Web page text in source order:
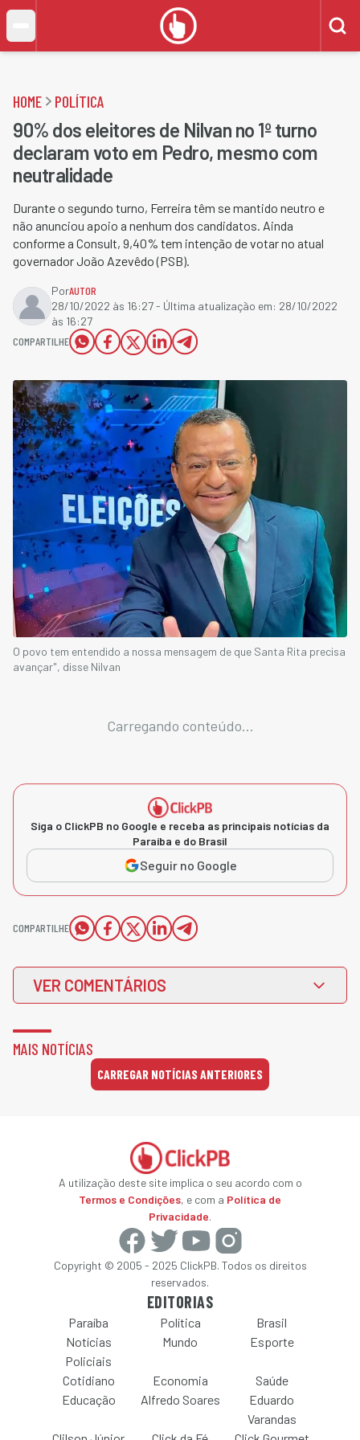
HOME POLÍTICA
90% dos eleitores de Nilvan no 1º turno
declaram voto em Pedro, mesmo com
neutralidade
Durante o segundo turno, Ferreira têm se mantido neutro e
não anunciou apoio a nenhum dos candidatos. Ainda
conforme a Consult, 9,40% tem intenção de votar no atual
governador João Azevêdo (PSB).
PorAUTOR
28/10/2022 às 16:27- Última atualização em: 28/10/2022
às 16:27
COMPARTILHE
O povo tem entendido a nossa mensagem de que Santa Rita precisa
avançar", disse Nilvan
Carregando conteúdo...
Siga o ClickPB no Google e receba as principais notícias da
Paraíba e do Brasil
Seguir no Google
COMPARTILHE
VER COMENTÁRIOS
MAIS NOTÍCIAS
CARREGAR NOTÍCIAS ANTERIORES
A utilização deste site implica o seu acordo com o
Termos e Condições, e com a Política de
Privacidade.
Copyright © 2005 - 2025 ClickPB. Todos os direitos
reservados.
EDITORIAS
Paraíba Política
Brasil
Notícias
Policiais
Mundo Esporte
Cotidiano Economia
Saúde
Educação
Alfredo Soares
Eduardo
Varandas